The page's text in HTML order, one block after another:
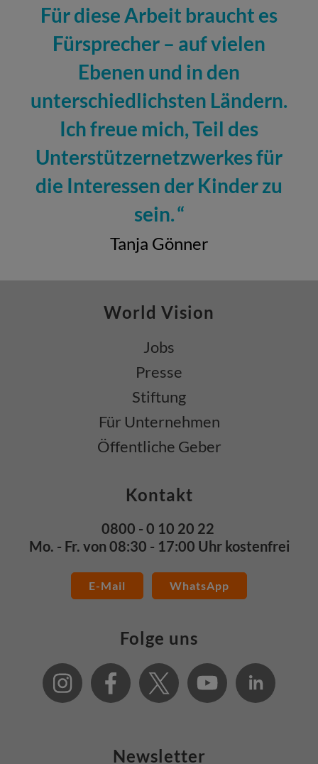
Für diese Arbeit braucht es
Fürsprecher – auf vielen
Ebenen und in den
unterschiedlichsten Ländern.
Ich freue mich, Teil des
Unterstützernetzwerkes für
die Interessen der Kinder zu
sein.
Tanja Gönner
World Vision
Jobs
Presse
Stiftung
Für Unternehmen
Öffentliche Geber
Kontakt
0800 - 0 10 20 22
Mo. - Fr. von 08:30 - 17:00 Uhr kostenfrei
E-Mail WhatsApp
Folge uns
Newsletter